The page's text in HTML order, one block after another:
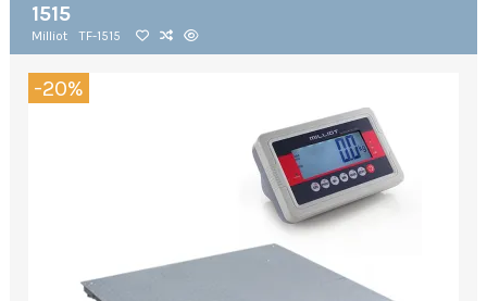
1515
Milliot TF-1515
-20%